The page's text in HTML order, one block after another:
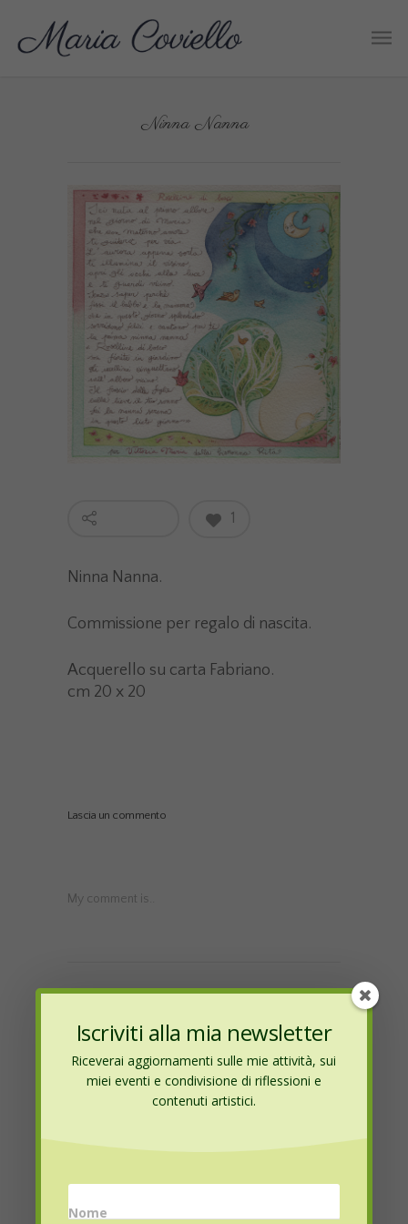
Ninna Nanna
1
Ninna Nanna.
Commissione per regalo di nascita.
Acquerello su carta Fabriano.
cm 20 x 20
Lascia un commento
My comment is..
Name*
Iscriviti alla mia newsletter
Riceverai aggiornamenti sulle mie attività, sui
miei eventi e condivisione di riflessioni e
contenuti artistici.
Nome